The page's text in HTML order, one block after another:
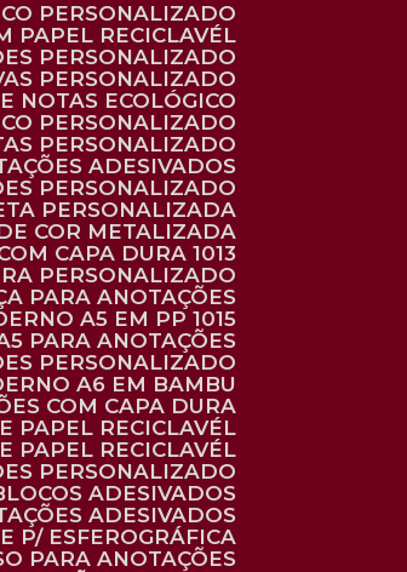
PERSONALIZADO
PAPEL RECICLAVÉL
PERSONALIZADO
PERSONALIZADO
NOTAS ECOLÓGICO
PERSONALIZADO
PERSONALIZADO
ADESIVADOS
PERSONALIZADO
PERSONALIZADA
COR METALIZADA
CAPA DURA 1013
PERSONALIZADO
PARA ANOTAÇÕES
A5 EM PP 1015
PARA ANOTAÇÕES
PERSONALIZADO
A6 EM BAMBU
COM CAPA DURA
PAPEL RECICLAVÉL
PAPEL RECICLAVÉL
PERSONALIZADO
ADESIVADOS
ADESIVADOS
P/ ESFEROGRÁFICA
PARA ANOTAÇÕES